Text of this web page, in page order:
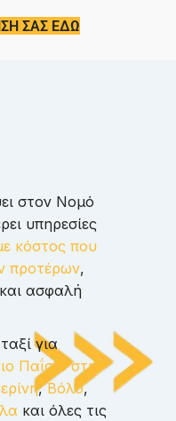
ΣΑΣ ΕΔΩ
στον Νομό
υπηρεσίες
κόστος που
προτέρων,
ασφαλή
για
Παΐσιο στη
,Βόλο,
και όλες τις